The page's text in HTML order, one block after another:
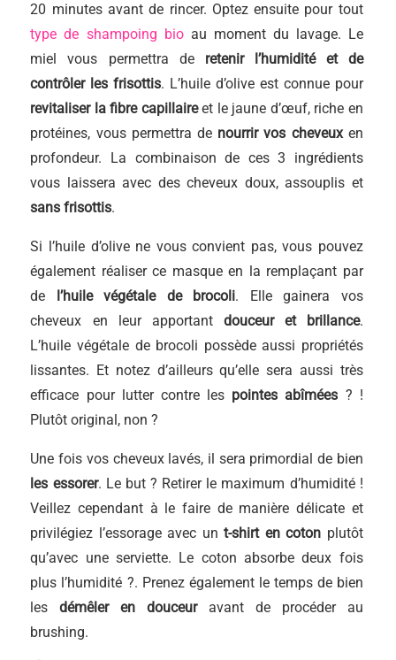
20 minutes avant de rincer. Optez ensuite pour tout
type de shampoing bioau moment du lavage. Le
miel vous permettra de retenir l’humidité et de
contrôler les frisottis. L’huile d’olive est connue pour
revitaliser la fibre capillaireet le jaune d’œuf, riche en
protéines, vous permettra de nourrir vos cheveuxen
profondeur. La combinaison de ces 3 ingrédients
vous laissera avec des cheveux doux, assouplis et
sans frisottis.
Si l’huile d’olive ne vous convient pas, vous pouvez
également réaliser ce masque en la remplaçant par
de l’huile végétale de brocoli. Elle gainera vos
cheveux en leur apportant douceur et brillance.
L’huile végétale de brocoli possède aussi propriétés
lissantes. Et notez d’ailleurs qu’elle sera aussi très
efficace pour lutter contre les pointes abîmées ? !
Plutôt original, non ?
Une fois vos cheveux lavés, il sera primordial de bien
les essorer. Le but ? Retirer le maximum d’humidité !
Veillez cependant à le faire de manière délicate et
privilégiez l’essorage avec unt-shirt en coton plutôt
qu’avec une serviette. Le coton absorbe deux fois
plus l’humidité ?. Prenez également le temps de bien
lesdémêler en douceuravant de procéder au
brushing.